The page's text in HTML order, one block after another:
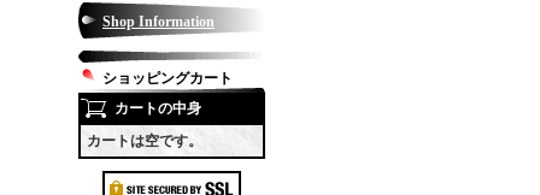
Shop Information
ショッピングカート
カートの中身
カートは空です。